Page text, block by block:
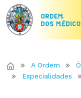
A Ordem
Especialidades